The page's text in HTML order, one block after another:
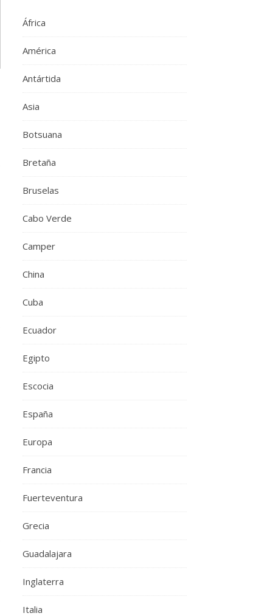
África
América
Antártida
Asia
Botsuana
Bretaña
Bruselas
Cabo Verde
Camper
China
Cuba
Ecuador
Egipto
Escocia
España
Europa
Francia
Fuerteventura
Grecia
Guadalajara
Inglaterra
Italia